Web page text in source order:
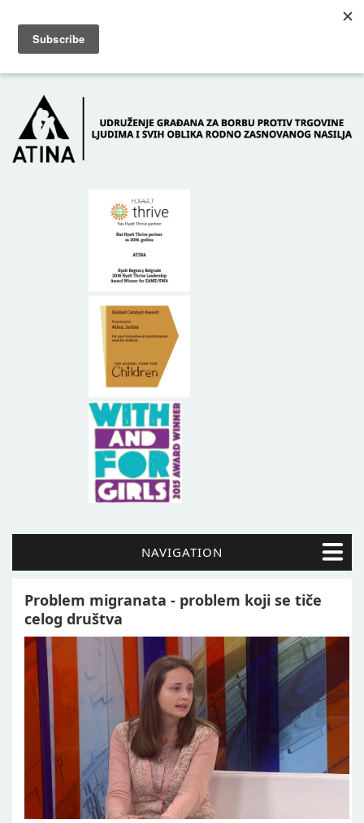
POČETNA O NAMA
NAVIGATION
Problem migranata - problem koji se tiče
celog društva